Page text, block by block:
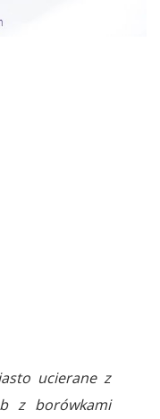
ucierane z
z borówkami